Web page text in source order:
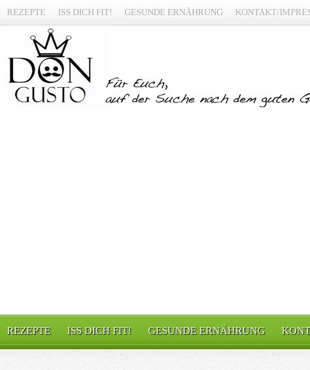
REZEPTE ISS DICH FIT! GESUNDE ERNÄHRUNG KONTAKT/
REZEPTE ISS DICH FIT! GESUNDE ERNÄHRUNG